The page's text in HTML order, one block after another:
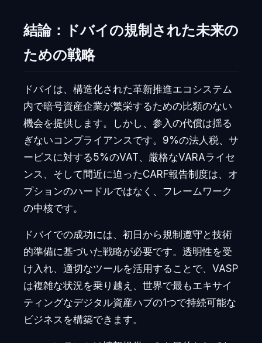
結論：ドバイの規制された未来の
ための戦略
ドバイは、構造化された革新推進エコシステム
内で暗号資産企業が繁栄するための比類のない
機会を提供します。しかし、参入の代償は揺る
ぎないコンプライアンスです。9%の法人税、サ
ービスに対する5%のVAT、厳格なVARAライセ
ンス、そして間近に迫ったCARF報告制度は、オ
プションのハードルではなく、フレームワーク
の中核です。
ドバイでの成功には、初日から規制遵守と技術
的準備に基づいた戦略が必要です。透明性を受
け入れ、適切なツールを活用することで、VASP
は複雑な状況を乗り越え、世界で最もエキサイ
ティングなデジタル資産ハブの1つで持続可能な
ビジネスを構築できます。